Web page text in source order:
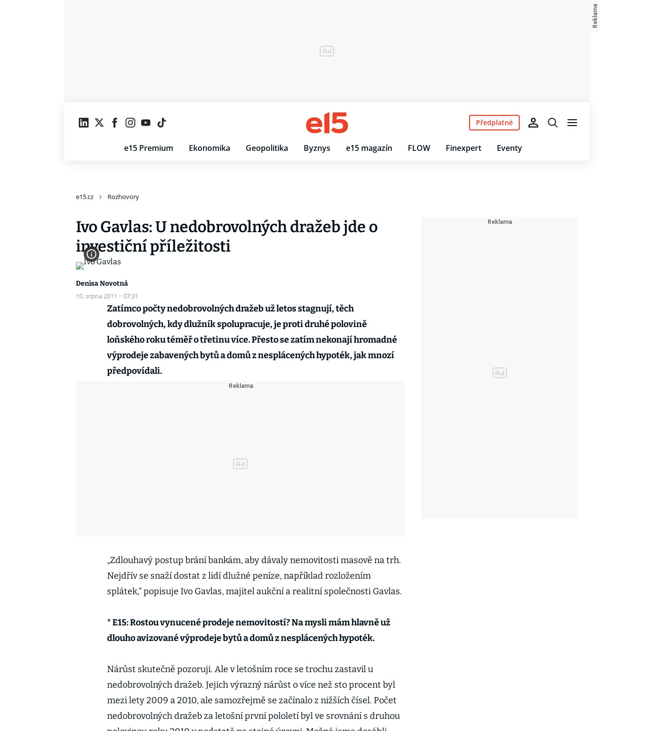
e15 Premium Ekonomika Geopolitika Byznys e15 magazín FLOW Finexpert Eventy
Předplatné
e15.cz Rozhovory
Ivo Gavlas: U nedobrovolných dražeb jde o
investiční příležitosti
Denisa Novotná
10. srpna 2011 · 07:31
Zatímco počty nedobrovolných dražeb už letos stagnují, těch
dobrovolných, kdy dlužník spolupracuje, je proti druhé polovině
loňského roku téměř o třetinu více. Přesto se zatím nekonají hromadné
výprodeje zabavených bytů a domů z nesplácených hypoték, jak mnozí
předpovídali.
„Zdlouhavý postup brání bankám, aby dávaly nemovitosti masově na trh.
Nejdřív se snaží dostat z lidí dlužné peníze, například rozložením
splátek,“ popisuje Ivo Gavlas, majitel aukční a realitní společnosti Gavlas.
* E15: Rostou vynucené prodeje nemovitostí? Na mysli mám hlavně už
dlouho avizované výprodeje bytů a domů z nesplácených hypoték.
Nárůst skutečně pozoruji. Ale v letošním roce se trochu zastavil u
nedobrovolných dražeb. Jejich výrazný nárůst o více než sto procent byl
mezi lety 2009 a 2010, ale samozřejmě se začínalo z nižších čísel. Počet
nedobrovolných dražeb za letošní první pololetí byl ve srovnání s druhou